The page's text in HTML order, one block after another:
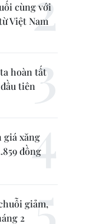
cùng với
Việt Nam
hoàn tất
tiên
giá xăng
đồng
giảm,
2